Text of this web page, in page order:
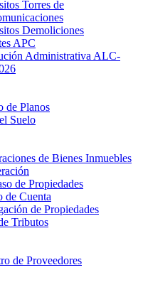
Torres de
Demoliciones
APC
Administrativa ALC-
de Planos
Suelo
de Bienes Inmuebles
de Propiedades
de Cuenta
de Propiedades
Tributos
de Proveedores